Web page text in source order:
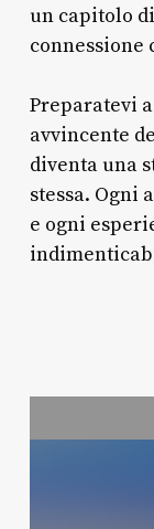
un capitolo
connessione
Preparatevi
avvincente
diventa una
stessa. Ogni
e ogni